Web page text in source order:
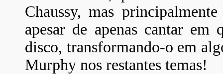
Chaussy, mas
apesar de apenas cantar
disco, transformando-o em
Murphy nos restantes temas!